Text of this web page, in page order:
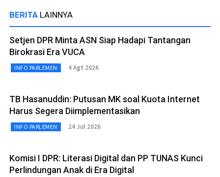
BERITA LAINNYA
Setjen DPR Minta ASN Siap Hadapi Tantangan
Birokrasi Era VUCA
INFO PARLEMEN 4 Agt 2026
TB Hasanuddin: Putusan MK soal Kuota Internet
Harus Segera Diimplementasikan
INFO PARLEMEN 24 Jul 2026
Komisi I DPR: Literasi Digital dan PP TUNAS Kunci
Perlindungan Anak di Era Digital